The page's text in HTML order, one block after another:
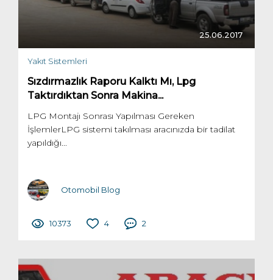
25.06.2017
Yakıt Sistemleri
Sızdırmazlık Raporu Kalktı Mı, Lpg
Taktırdıktan Sonra Makina...
LPG Montajı Sonrası Yapılması Gereken
İşlemlerLPG sistemi takılması aracınızda bir tadilat
yapıldığı...
Otomobil Blog
10373 4 2